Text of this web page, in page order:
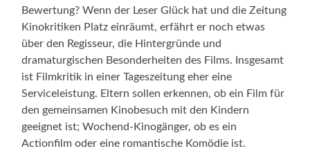
Bewertung? Wenn der Leser Glück hat und die Zeitung
Kinokritiken Platz einräumt, erfährt er noch etwas
über den Regisseur, die Hintergründe und
dramaturgischen Besonderheiten des Films. Insgesamt
ist Filmkritik in einer Tageszeitung eher eine
Serviceleistung. Eltern sollen erkennen, ob ein Film für
den gemeinsamen Kinobesuch mit den Kindern
geeignet ist; Wochend-Kinogänger, ob es ein
Actionfilm oder eine romantische Komödie ist.